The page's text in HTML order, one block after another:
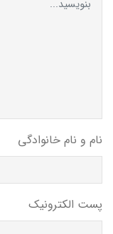
نام و نام خانوادگی
پست الکترونیک